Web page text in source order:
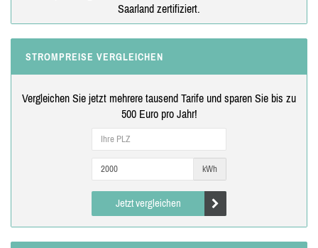
Saarland zertifiziert.
STROMPREISE VERGLEICHEN
Vergleichen Sie jetzt mehrere tausend Tarife und sparen Sie bis zu
500 Euro pro Jahr!
kWh
Jetzt vergleichen